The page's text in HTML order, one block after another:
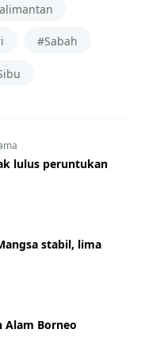
#Sabah
lulus peruntukan
stabil, lima
Alam Borneo